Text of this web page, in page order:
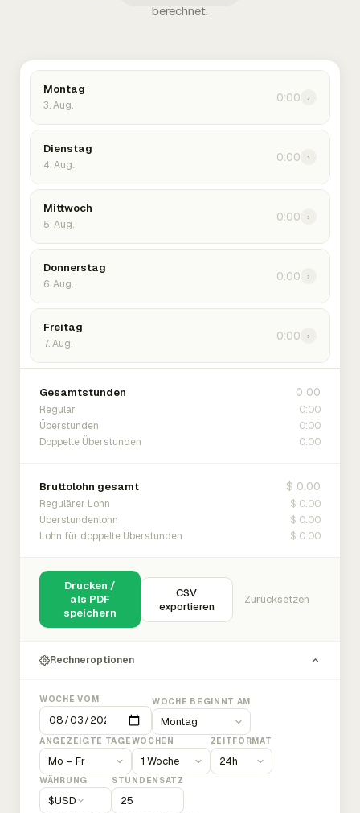
berechnet.
Montag
3. Aug.
0:00 ›
Dienstag
4. Aug.
0:00 ›
Mittwoch
5. Aug.
0:00 ›
Donnerstag
6. Aug.
0:00 ›
Freitag
7. Aug.
0:00 ›
Gesamtstunden 0:00
Regulär 0:00
Überstunden 0:00
Doppelte Überstunden 0:00
Bruttolohn gesamt $ 0.00
Regulärer Lohn $ 0.00
Überstundenlohn $ 0.00
Lohn für doppelte Überstunden $ 0.00
Drucken /
als PDF
speichern
CSV
exportieren
Zurücksetzen
Rechneroptionen
WOCHE VOM WOCHE BEGINNT AM
ANGEZEIGTE TAGEWOCHEN ZEITFORMAT
WÄHRUNG
$USD
STUNDENSATZ